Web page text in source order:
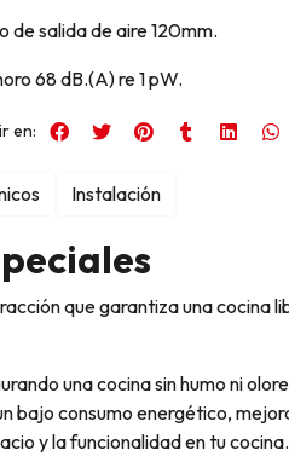
de salida de aire 120mm.
68 dB.(A) re 1 pW.
en:
que garantiza una cocina
una cocina sin humo ni
bajo consumo energético,
y la funcionalidad en tu cocina.
Instalación